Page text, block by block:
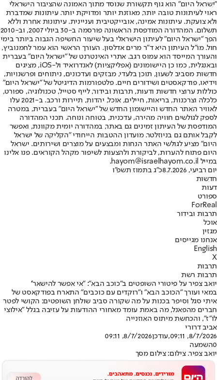
"ישראל היום" הוא גוף תקשורת שנוסד מתוך האמונה שהציבור הישראלי
ראוי לעיתונות טובה יותר, מאוזנת יותר ומדויקת יותר. עיתונות שמדברת
ולא צועקת. עיתונות אמינה, אובייקטיבית ועניינית. עיתונות אחרת וללא
תשלום. המהדורה המודפסת הראשונה פורסמה ב-30 ביולי 2007, וב-2010
הפך "ישראל היום" לעיתון הישראלי בעל שיעור החשיפה הגבוה ביותר בימי
חול. מו"ל העיתון היא ד"ר מרים אדלסון. העורך הראשי הוא עמר לחמנוביץ,
והעורך המייסד הוא עמוס רגב. אתרי האינטרנט של "ישראל היום" בעברית
ובאנגלית, כמו כן היישומונים (אפליקציות) לאנדרואיד ול-iOS, מציגים
חדשות מסביב לשעון, תוכן בלעדי, מבזקים ועדכונים, ניתוחים ופרשנויות,
וידיאו, פודקאסטים ושידורים חיים. פלטפורמות הדיגיטל של "ישראל היום"
כוללות ערוצי חדשות ודעות, תרבות ובידור, לייף סטייל, טכנולוגיה, ספורט,
כלכלה וצרכנות, בריאות, חיילים, אוכל, יהדות, תיירות ורכב. ב-2021 עלו
לאוויר האתר החדש והיישומון החדש של "ישראל היום" בעברית, במטרה
לספק לגולשים חוויה מהירה, עדכנית, בטוחה ונוחה. תכני המהדורה
המודפסת של העיתון זמינים גם באתר, במהדורה יומית מקוונת, ואפשר
לקבל אותם גם בניוזלטר. מועדון ההטבות הייחודי "הקליקה של ישראל
היום" מציע לגולשי האתר הנחות ומבצעים על מוצרים ושירותים. ישראל
היום פתוח להערות, לביקורת ולהצעות לשיפור מקהל הקוראים. פנו אלינו
במייל hayom@israelhayom.co.il.
יום רביעי, 8.7.2026
כ"ג בתמוז תשפ"ו
חדשות
דעות
ספורט
ForReal
תרבות ובידור
אוכל
מגזין
אנחנו מגייסים
English
X
תרבות
תרבות רשת
יואב צפיר על פיטורי השופטים ב"כוכב הבא": "אי אפשר להישאר''
במאי ועורך "הכוכב הבא" ו"רוקדים עם כוכבים" התארח בפודקאסט של
איתי סגל וסיפר בכנות על מה שקורה סביב שולחן השופטים: הקושי לפטר
חברים מהפאנל, מה באמת עומד מאחורי ההודעות על עזיבה בגלל "אילוצי
לו"ז", והכחשת מיתוס האוזנייה
אביב דרורי
8/7/2026, 09:11
,עודכן8/7/2026, 09:11
0השמעה
יואב צפיר. צילום: צילום מסך